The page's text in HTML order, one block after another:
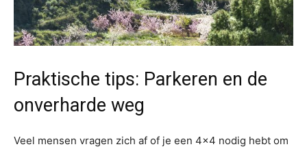
Praktische tips: Parkeren en de
onverharde weg
Veel mensen vragen zich af of je een 4×4 nodig hebt om